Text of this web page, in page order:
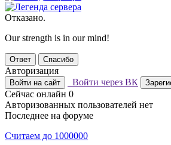
Отказано.
Our strength is in our mind!
Ответ Спасибо
Авторизация
Войти на сайт Войти через ВК
Сейчас онлайн 0
Авторизованных пользователей нет
Последнее на форуме
Считаем до 1000000